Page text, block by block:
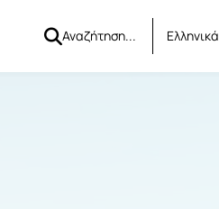
Ελληνικά